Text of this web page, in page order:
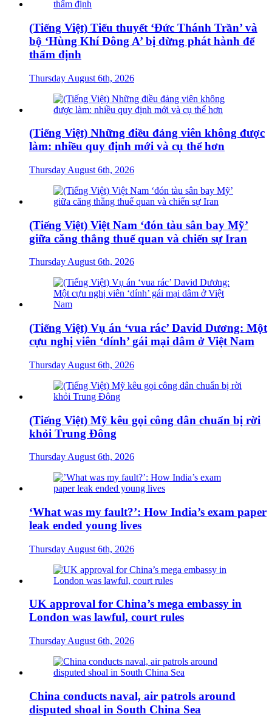
(Tiếng Việt) Tiểu thuyết ‘Đức Thánh Trần’ và
bộ ‘Hùng Khí Đông A’ bị dừng phát hành để
thẩm định
Thursday August 6th, 2026
(Tiếng Việt) Những điều đảng viên không được
làm: nhiều quy định mới và cụ thể hơn
Thursday August 6th, 2026
(Tiếng Việt) Việt Nam ‘đón tàu sân bay Mỹ’
giữa căng thẳng thuế quan và chiến sự Iran
Thursday August 6th, 2026
(Tiếng Việt) Vụ án ‘vua rác’ David Dương: Một
cựu nghị viên ‘dính’ gái mại dâm ở Việt Nam
Thursday August 6th, 2026
(Tiếng Việt) Mỹ kêu gọi công dân chuẩn bị rời
khỏi Trung Đông
Thursday August 6th, 2026
‘What was my fault?’: How India’s exam paper
leak ended young lives
Thursday August 6th, 2026
UK approval for China’s mega embassy in
London was lawful, court rules
Thursday August 6th, 2026
China conducts naval, air patrols around
disputed shoal in South China Sea